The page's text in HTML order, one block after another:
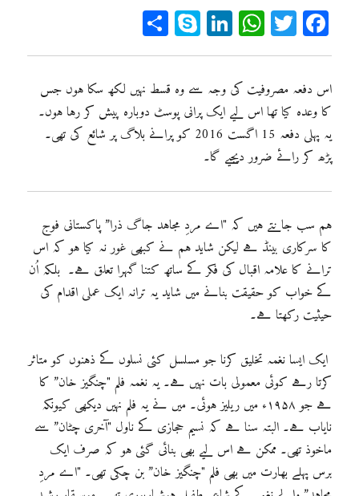
Fa
ce
ok
T
wi
tt
er
W
ha
ts
A
pp
Li
n
ke
dI
n
Sk
yp
e
ar
اس دفعہ مصروفیت کی وجہ سے وہ قسط نہیں لکھ سکا ہوں جس
کا وعدہ کیا تھا اس لیے ایک پرانی پوسٹ دوبارہ پیش کر رہا ہوں۔
یہ پہلی دفعہ 15 اگست 2016 کو پرانے بلاگ پر شائع کی تھی۔
پڑھ کر رائے ضرور دیجیے گا۔
ہم سب جانتے ہیں کہ "اے مردِ مجاہد جاگ ذرا” پاکستانی فوج
کا سرکاری بینڈ ہے لیکن شاید ہم نے کبھی غور نہ کیا ہو کہ اس
ترانے کا علامہ اقبال کی فکر کے ساتھ کتنا گہرا تعلق ہے۔ بلکہ اُن
کے خواب کو حقیقت بنانے میں شاید یہ ترانہ ایک عملی اقدام کی
حیثیت رکھتا ہے۔
ایک ایسا نغمہ تخلیق کرنا جو مسلسل کئی نسلوں کے ذہنوں کو متاثر
کرتا رہے کوئی معمولی بات نہیں ہے۔ یہ نغمہ فلم "چنگیز خان” کا
ہے جو ۱۹۵۸ء میں ریلیز ہوئی۔ میں نے یہ فلم نہیں دیکھی کیونکہ
نایاب ہے۔ البتہ سنا ہے کہ نسیم حجازی کے ناول "آخری چٹان” سے
ماخوذ تھی۔ ممکن ہے اس لیے بھی بنائی گئی ہو کہ صرف ایک
برس پہلے بھارت میں بھی فلم "چنگیز خان” بن چکی تھی۔ "اے مردِ